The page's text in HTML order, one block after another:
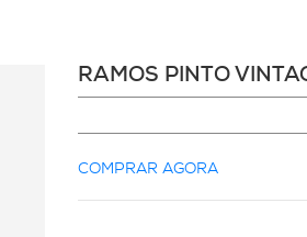
RAMOS PINTO
COMPRAR AGORA